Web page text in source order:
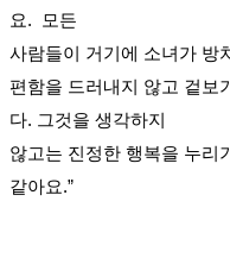
요. 모든
사람들이 거기에 소녀가 방
편함을 드러내지 않고 겉보
다. 그것을 생각하지
않고는 진정한 행복을 누리
같아요.”